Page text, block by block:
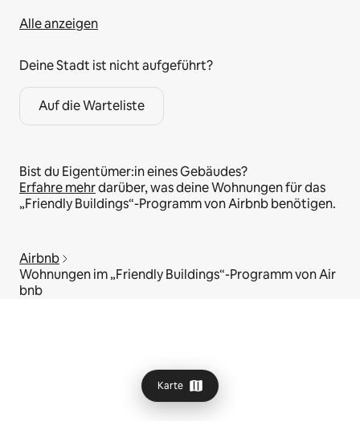
Karte
Alle anzeigen
Deine Stadt ist nicht aufgeführt?
Auf die Warteliste
Bist du Eigentümer:in eines Gebäudes?
Erfahre mehrdarüber, was deine Wohnungen für das
„Friendly Buildings“-Programm von Airbnb benötigen.
Airbnb
Wohnungen im „Friendly Buildings“-Programm von Air
bnb